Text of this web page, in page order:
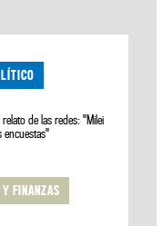
de las redes: "Milei
encuestas"
FINANZAS